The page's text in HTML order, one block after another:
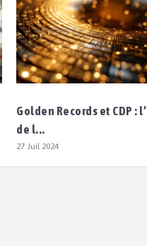
Golden Records et CDP :
de l...
27 Juil 2024